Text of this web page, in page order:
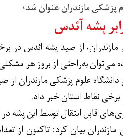
پزشکی مازندران عنوان شد؛
پشه آئدس
از صید پشه آئدس در
می‌توان به‌راحتی از بروز هر
علوم پزشکی مازندران از
برخی نقاط استان خبر داد.
قابل انتقال توسط این پشه
بیان کرد: تاکنون از